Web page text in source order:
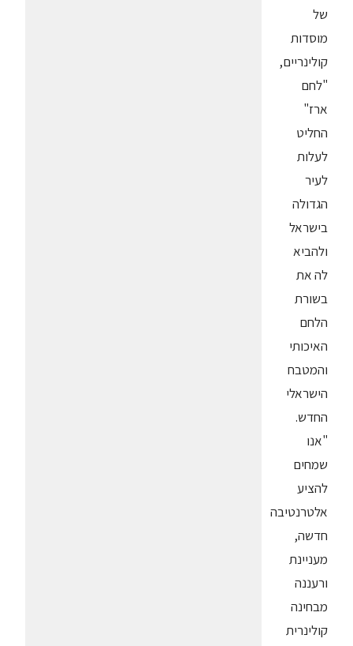
של
מוסדות
קולינריים,
"לחם
ארז"
החליט
לעלות
לעיר
הגדולה
בישראל
ולהביא
לה את
בשורת
הלחם
האיכותי
והמטבח
הישראלי
החדש.
"אנו
שמחים
להציע
אלטרנטיבה
חדשה,
מעניינת
ורעננה
מבחינה
קולינרית